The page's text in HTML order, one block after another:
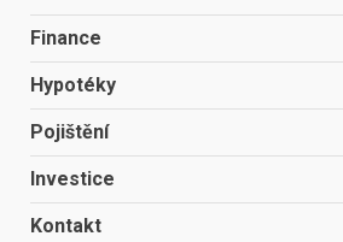
Finance
Hypotéky
Pojištění
Investice
Kontakt